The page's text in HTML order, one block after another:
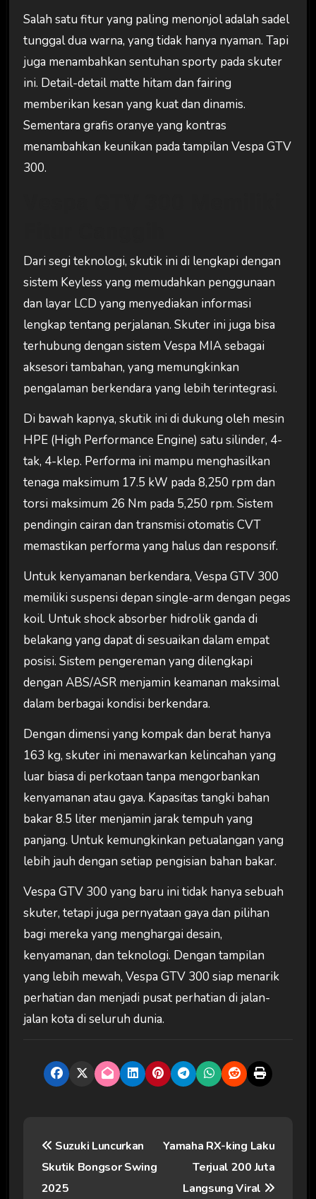
Salah satu fitur yang paling menonjol adalah sadel
tunggal dua warna, yang tidak hanya nyaman. Tapi
juga menambahkan sentuhan sporty pada skuter
ini. Detail-detail matte hitam dan fairing
memberikan kesan yang kuat dan dinamis.
Sementara grafis oranye yang kontras
menambahkan keunikan pada tampilan Vespa GTV
300.
Dari segi teknologi, skutik ini di lengkapi dengan
sistem Keyless yang memudahkan penggunaan
dan layar LCD yang menyediakan informasi
lengkap tentang perjalanan. Skuter ini juga bisa
terhubung dengan sistem Vespa MIA sebagai
aksesori tambahan, yang memungkinkan
pengalaman berkendara yang lebih terintegrasi.
Di bawah kapnya, skutik ini di dukung oleh mesin
HPE (High Performance Engine) satu silinder, 4-
tak, 4-klep. Performa ini mampu menghasilkan
tenaga maksimum 17.5 kW pada 8,250 rpm dan
torsi maksimum 26 Nm pada 5,250 rpm. Sistem
pendingin cairan dan transmisi otomatis CVT
memastikan performa yang halus dan responsif.
Untuk kenyamanan berkendara, Vespa GTV 300
memiliki suspensi depan single-arm dengan pegas
koil. Untuk shock absorber hidrolik ganda di
belakang yang dapat di sesuaikan dalam empat
posisi. Sistem pengereman yang dilengkapi
dengan ABS/ASR menjamin keamanan maksimal
dalam berbagai kondisi berkendara.
Dengan dimensi yang kompak dan berat hanya
163 kg, skuter ini menawarkan kelincahan yang
luar biasa di perkotaan tanpa mengorbankan
kenyamanan atau gaya. Kapasitas tangki bahan
bakar 8.5 liter menjamin jarak tempuh yang
panjang. Untuk kemungkinkan petualangan yang
lebih jauh dengan setiap pengisian bahan bakar.
Vespa GTV 300 yang baru ini tidak hanya sebuah
skuter, tetapi juga pernyataan gaya dan pilihan
bagi mereka yang menghargai desain,
kenyamanan, dan teknologi. Dengan tampilan
yang lebih mewah, Vespa GTV 300 siap menarik
perhatian dan menjadi pusat perhatian di jalan-
jalan kota di seluruh dunia.
Suzuki Luncurkan
Skutik Bongsor Swing
2025
Yamaha RX-king Laku
Terjual 200 Juta
Langsung Viral